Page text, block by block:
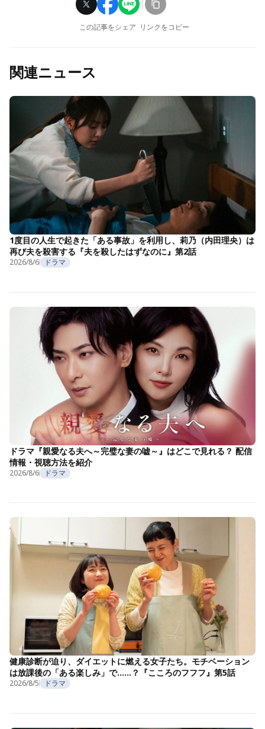
この記事をシェア リンクをコピー
関連ニュース
1度目の人生で起きた「ある事故」を利用し、莉乃（内田理央）は
再び夫を殺害する『夫を殺したはずなのに』第2話
2026/8/6 ドラマ
ドラマ『親愛なる夫へ～完璧な妻の嘘～』はどこで見れる？ 配信
情報・視聴方法を紹介
2026/8/6 ドラマ
健康診断が迫り、ダイエットに燃える女子たち。モチベーション
は放課後の「ある楽しみ」で……？『こころのフフフ』第5話
2026/8/5 ドラマ